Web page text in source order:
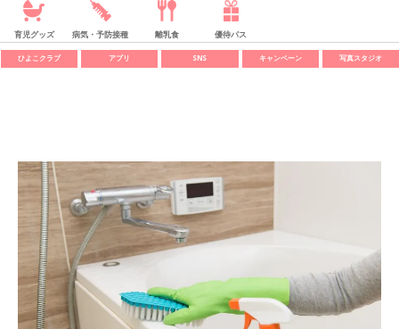
育児グッズ 病気・予防接種 離乳食 優待パス
ひよこクラブ アプリ SNS キャンペーン 写真スタジオ